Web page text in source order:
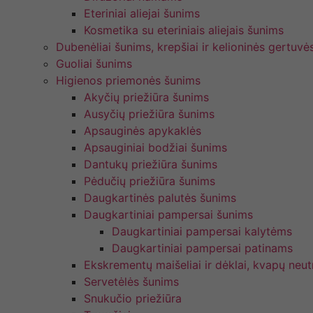
Eteriniai aliejai šunims
Kosmetika su eteriniais aliejais šunims
Dubenėliai šunims, krepšiai ir kelioninės
Guoliai šunims
Higienos priemonės šunims
Akyčių priežiūra šunims
Ausyčių priežiūra šunims
Apsauginės apykaklės
Apsauginiai bodžiai šunims
Dantukų priežiūra šunims
Pėdučių priežiūra šunims
Daugkartinės palutės šunims
Daugkartiniai pampersai šunims
Daugkartiniai pampersai kalytėms
Daugkartiniai pampersai patinams
Ekskrementų maišeliai ir dėklai, kvapų
Servetėlės šunims
Snukučio priežiūra